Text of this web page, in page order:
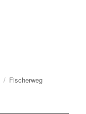
Schlagwörter
Fischerweg